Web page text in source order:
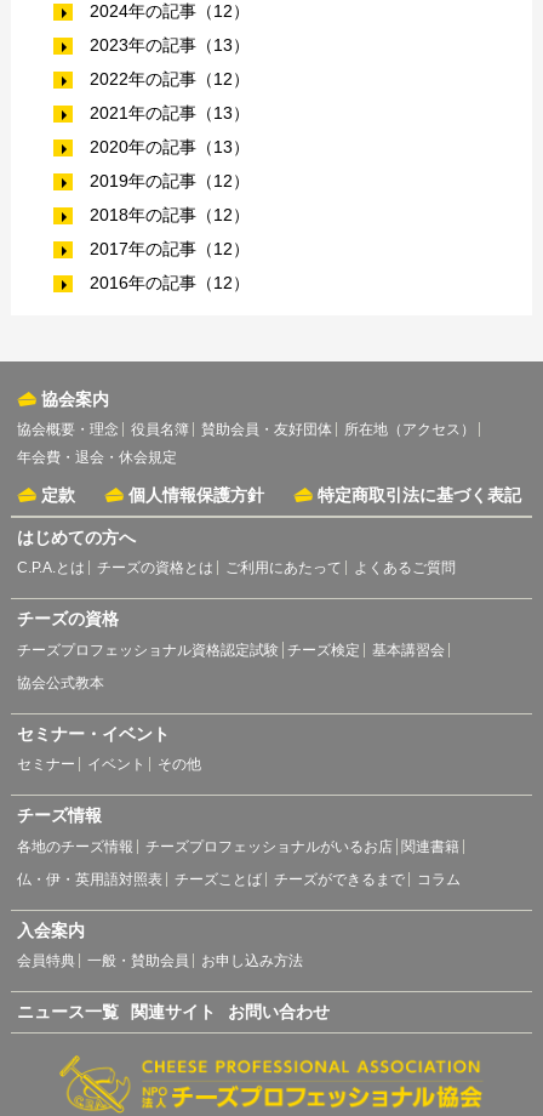
2024年の記事（12）
2023年の記事（13）
2022年の記事（12）
2021年の記事（13）
2020年の記事（13）
2019年の記事（12）
2018年の記事（12）
2017年の記事（12）
2016年の記事（12）
協会案内
協会概要・理念 役員名簿 賛助会員・友好団体
所在地（アクセス）
年会費・退会・休会規定
定款 個人情報保護方針 特定商取引法に基づく表記
はじめての方へ
C.P.A.とは チーズの資格とは ご利用にあたって よくあるご質問
チーズの資格
チーズプロフェッショナル資格認定試験 チーズ検定
基本講習会
協会公式教本
セミナー・イベント
セミナー イベント その他
チーズ情報
各地のチーズ情報 チーズプロフェッショナルがいるお店 関連書籍
仏・伊・英用語対照表
チーズことば チーズができるまで コラム
入会案内
会員特典 一般・賛助会員 お申し込み方法
ニュース一覧 関連サイト お問い合わせ